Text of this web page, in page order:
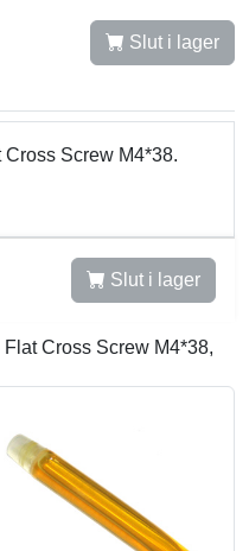
Slut i lager
Screw M4*38.
Slut i lager
Cross Screw M4*38,